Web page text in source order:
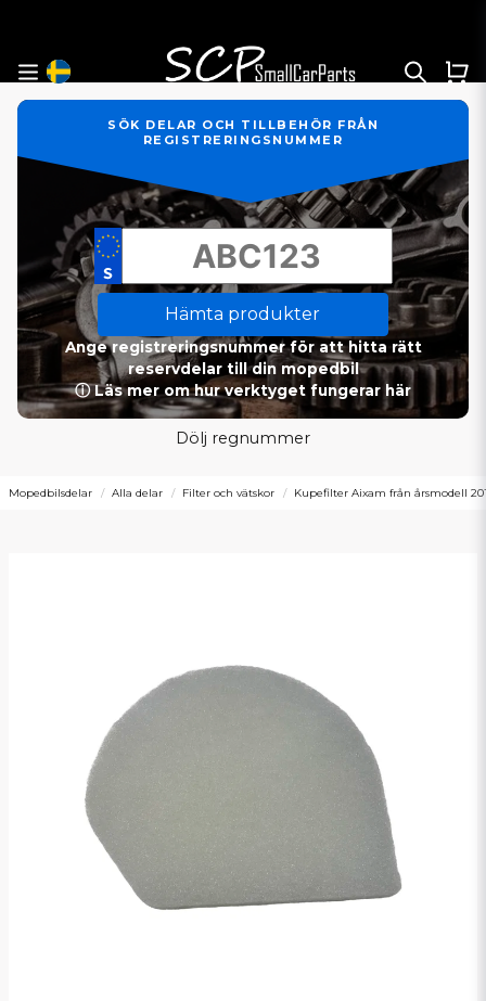
SÖK DELAR OCH TILLBEHÖR FRÅN
REGISTRERINGSNUMMER
Hämta produkter
Ange registreringsnummer för att hitta rätt
reservdelar till din mopedbil
ⓘ Läs mer om hur verktyget fungerar här
Dölj regnummer
Mopedbilsdelar Alla delar Filter och vätskor Kupefilter Aixam från årsmodell